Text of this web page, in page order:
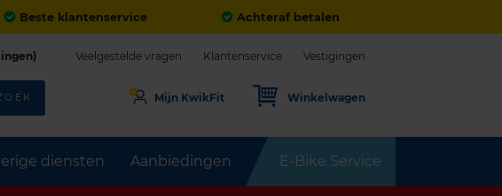
Beste klantenservice Achteraf betalen
diensten Aanbiedingen E-Bike Service
Veelgestelde vragen Klantenservice Vestigingen
Mijn KwikFit Winkelwagen